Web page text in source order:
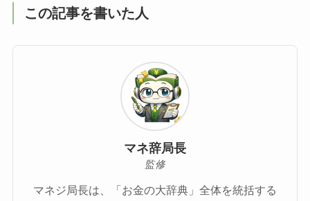
この記事を書いた人
マネ辞局長
監修
マネジ局長は、「お金の大辞典」全体を統括する